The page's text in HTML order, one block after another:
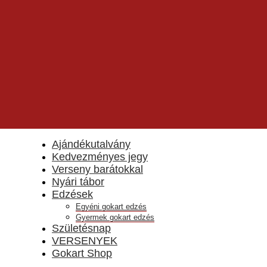
Ajándékutalvány
Kedvezményes jegy
Verseny barátokkal
Nyári tábor
Edzések
Egyéni gokart edzés
Gyermek gokart edzés
Születésnap
VERSENYEK
Gokart Shop